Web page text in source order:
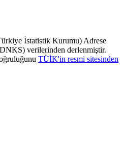
İstatistik Kurumu) Adrese
verilerinden derlenmiştir.
TÜİK'in resmi sitesinden